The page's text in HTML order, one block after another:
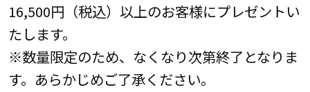
16,500円（税込）以上のお客様にプレゼントい
たします。
※数量限定のため、なくなり次第終了となりま
す。あらかじめご了承ください。